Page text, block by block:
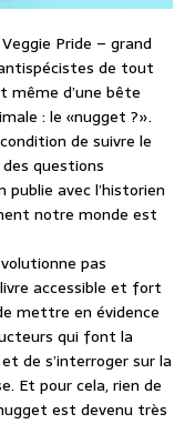
Pride – grand
de tout
même d’une bête
: le «nugget ?».
de suivre le
questions
avec l’historien
notre monde est
pas
accessible et fort
mettre en évidence
qui font la
de s’interroger sur la
Et pour cela, rien de
est devenu très